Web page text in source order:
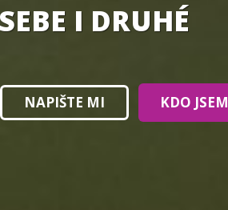
I DRUHÉ
NAPIŠTE MI KDO JSEM